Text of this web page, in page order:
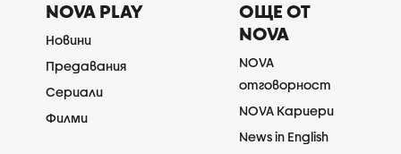
NOVA PLAY
Новини
Предавания
Сериали
Филми
ОЩЕ ОТ
NOVA
NOVA
отговорност
NOVA Кариери
News in English